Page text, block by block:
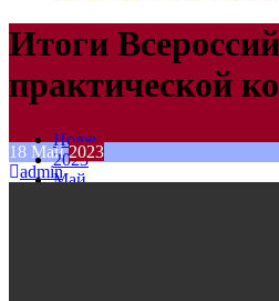
Итоги
практической
Home
2023
Май
18 Май2023
admin